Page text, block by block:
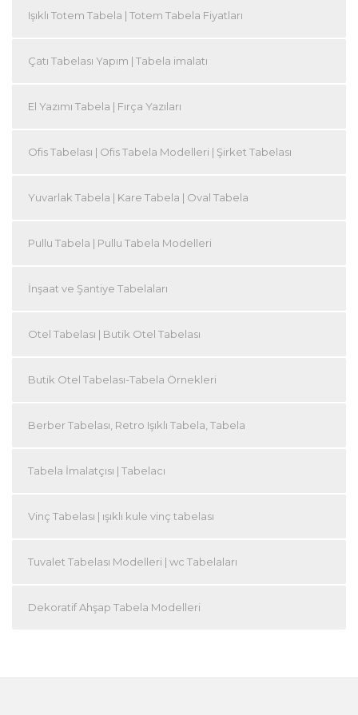
Işıklı Totem Tabela | Totem Tabela Fiyatları
Çatı Tabelası Yapım | Tabela imalatı
El Yazımı Tabela | Fırça Yazıları
Ofis Tabelası | Ofis Tabela Modelleri | Şirket Tabelası
Yuvarlak Tabela | Kare Tabela | Oval Tabela
Pullu Tabela | Pullu Tabela Modelleri
İnşaat ve Şantiye Tabelaları
Otel Tabelası | Butik Otel Tabelası
Butik Otel Tabelası-Tabela Örnekleri
Berber Tabelası, Retro Işıklı Tabela, Tabela
Tabela İmalatçısı | Tabelacı
Vinç Tabelası | ışıklı kule vinç tabelası
Tuvalet Tabelası Modelleri | wc Tabelaları
Dekoratif Ahşap Tabela Modelleri